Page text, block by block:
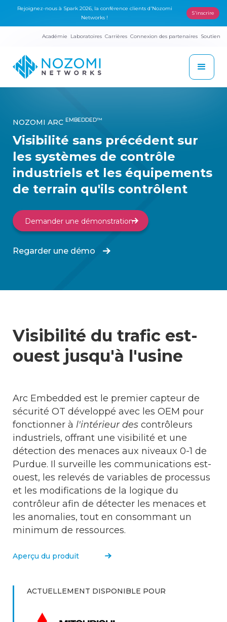
Rejoignez-nous à Spark 2026, la conférence clients d'Nozomi
Networks !
S'inscrire
Académie Laboratoires Carrières Connexion des partenaires Soutien
NOZOMI ARC EMBEDDED™
Visibilité sans précédent sur
les systèmes de contrôle
industriels et les équipements
de terrain qu'ils contrôlent
Demander une démonstration
Regarder une démo
Visibilité du trafic est-
ouest jusqu'à l'usine
Arc Embedded est le premier capteur de
sécurité OT développé avec les OEM pour
fonctionner à l'intérieur des contrôleurs
industriels, offrant une visibilité et une
détection des menaces aux niveaux 0-1 de
Purdue. Il surveille les communications est-
ouest, les relevés de variables de processus
et les modifications de la logique du
contrôleur afin de détecter les menaces et
les anomalies, tout en consommant un
minimum de ressources.
Aperçu du produit
ACTUELLEMENT DISPONIBLE POUR